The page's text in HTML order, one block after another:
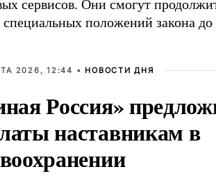
сервисов. Они смогут
положений закона до
2026, 12:44 • НОВОСТИ ДНЯ
Россия»
наставникам в